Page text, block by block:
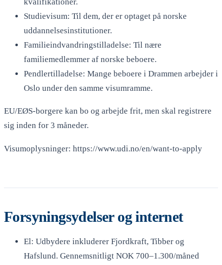
kvalifikationer.
Studievisum: Til dem, der er optaget på norske
uddannelsesinstitutioner.
Familieindvandringstilladelse: Til nære
familiemedlemmer af norske beboere.
Pendlertilladelse: Mange beboere i Drammen arbejder i
Oslo under den samme visumramme.
EU/EØS-borgere kan bo og arbejde frit, men skal registrere
sig inden for 3 måneder.
Visumoplysninger: https://www.udi.no/en/want-to-apply
Forsyningsydelser og internet
El: Udbydere inkluderer Fjordkraft, Tibber og
Hafslund. Gennemsnitligt NOK 700–1.300/måned